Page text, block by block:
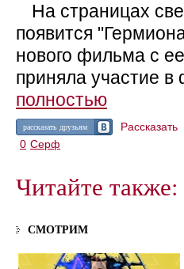
На страницах
появится
нового фильма с
приняла участие
полностью
рассказать друзьям Рассказать
0 Серф
Читайте также:
СМОТРИМ